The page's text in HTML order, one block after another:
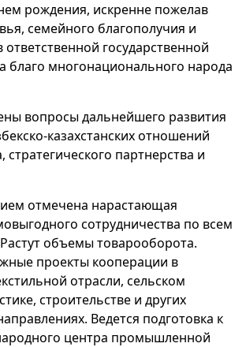
рождения, искренне пожелав
семейного благополучия и
ответственной государственной
благо многонационального народа
вопросы дальнейшего развития
казахстанских отношений
стратегического партнерства и
отмечена нарастающая
сотрудничества по всем
объемы товарооборота.
проекты кооперации в
отрасли, сельском
строительстве и других
Ведется подготовка к
центра промышленной